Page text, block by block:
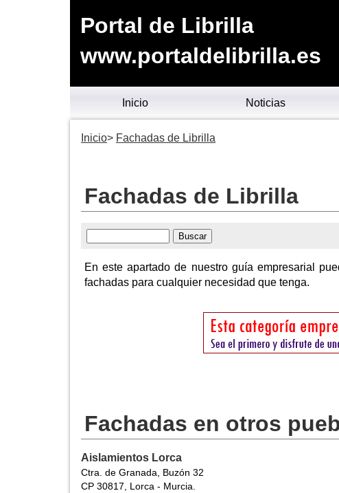
Portal de Librilla
www.portaldelibrilla.es
Inicio Noticias
Inicio Fachadas de Librilla
Fachadas de Librilla
En este apartado de nuestro guía empresarial
fachadas para cualquier necesidad que tenga.
Fachadas en otros
Aislamientos Lorca
Ctra. de Granada, Buzón 32
CP 30817, Lorca - Murcia.